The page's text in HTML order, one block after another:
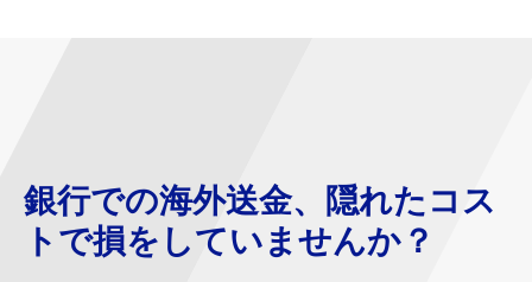
銀行での海外送金、隠れたコス
トで損をしていませんか？